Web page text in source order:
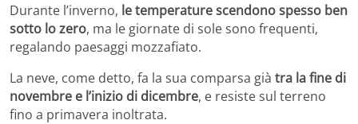
Durante l’inverno, le temperature scendono spesso ben
sotto lo zero, ma le giornate di sole sono frequenti,
regalando paesaggi mozzafiato.
La neve, come detto, fa la sua comparsa già tra la fine di
novembre e l’inizio di dicembre, e resiste sul terreno
fino a primavera inoltrata.